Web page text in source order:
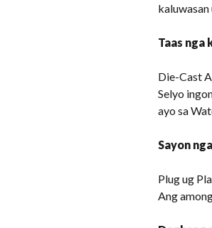
kaluwasan
Taas nga
Die-Cast
Selyo
ayo sa
Sayon
Plug ug
Ang